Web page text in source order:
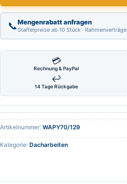
📞Mengenrabatt anfragen
Staffelpreise ab 10 Stück · Rahmenverträge
💳
Rechnung & PayPal
↩
14 Tage Rückgabe
Artikelnummer: WAPY70/129
Kategorie: Dacharbeiten